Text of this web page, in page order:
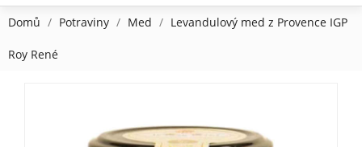
Domů Potraviny Med Levandulový med z Provence IGP
Roy René